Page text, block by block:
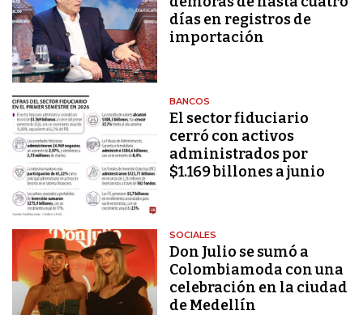
días en registros de
importación
BANCOS
El sector fiduciario
cerró con activos
administrados por
$1.169 billones a junio
SOCIALES
Don Julio se sumó a
Colombiamoda con una
celebración en la ciudad
de Medellín